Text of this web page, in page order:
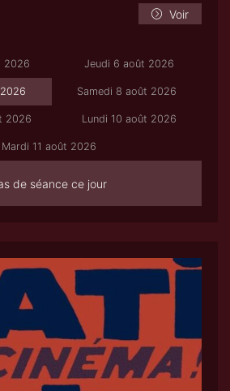
Voir
2026 Jeudi 6 août 2026
Samedi 8 août 2026
2026 Lundi 10 août 2026
Mardi 11 août 2026
de séance ce jour